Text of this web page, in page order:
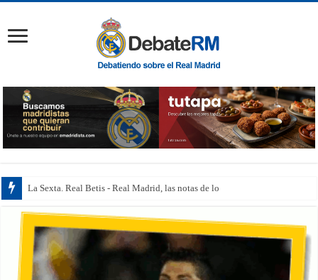
La Sexta. Real Betis - Real Madrid, las notas de los jugadores